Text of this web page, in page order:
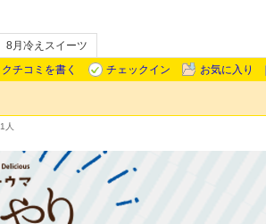
8月冷えスイーツ
クチコミを書く
チェックイン お気に入り
1人